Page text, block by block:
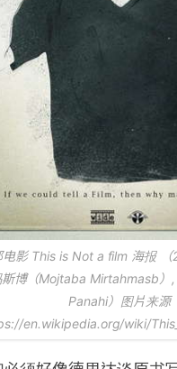
影 This is Not a film 海报 （
斯博（Mojtaba Mirtahmasb）
Panahi）图片来源
en.wikipedia.org/wiki/